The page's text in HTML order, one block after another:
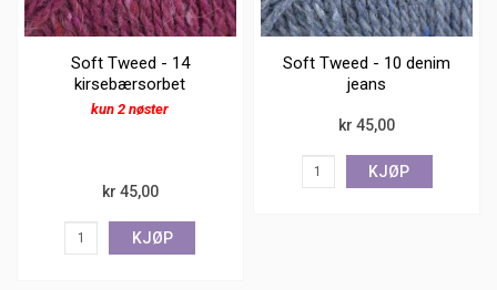
Soft Tweed - 14
kirsebærsorbet
kun 2 nøster
kr 45,00
KJØP
Soft Tweed - 10 denim
jeans
kr 45,00
KJØP